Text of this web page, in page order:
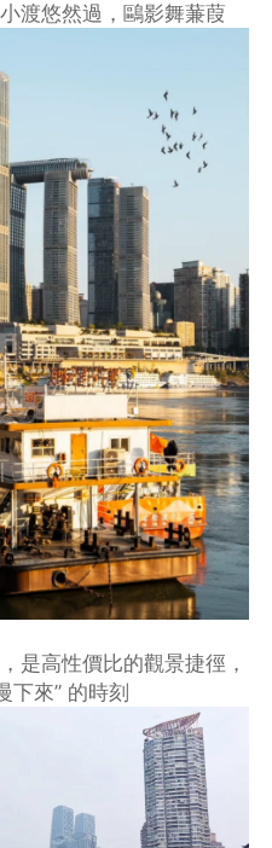
渡悠然過，鷗影舞蒹葭
是高性價比的觀景捷徑，
下來” 的時刻